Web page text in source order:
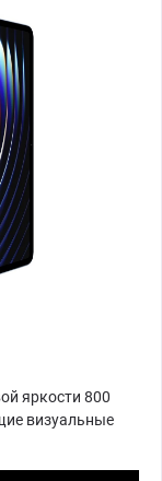
яркости 800
визуальные